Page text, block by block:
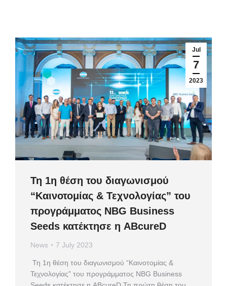
Jul
7
2023
Τη 1η θέση του διαγωνισμού
“Καινοτομίας & Τεχνολογίας” του
προγράμματος NBG Business
Seeds κατέκτησε η ABcureD
News 7 July 2023
Τη 1η θέση του διαγωνισμού “Καινοτομίας &
Τεχνολογίας” του προγράμματος NBG Business